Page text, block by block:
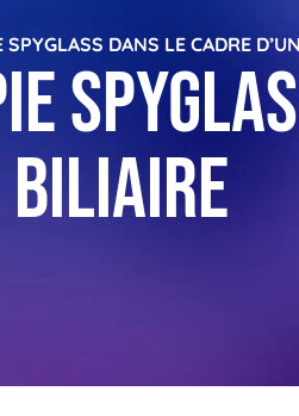
DANS LE CADRE
biliaire